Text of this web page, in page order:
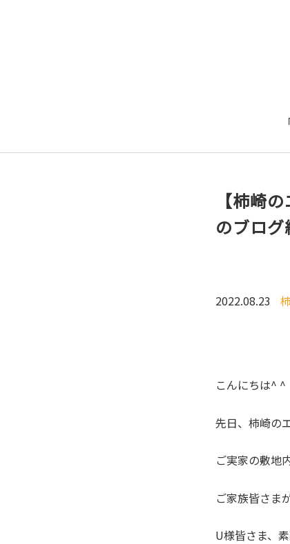
【柿崎
のブロ
2022.08.23
こんにちは^ ^
先日、柿崎の
ご実家の敷地
ご家族皆さま
U様皆さま、